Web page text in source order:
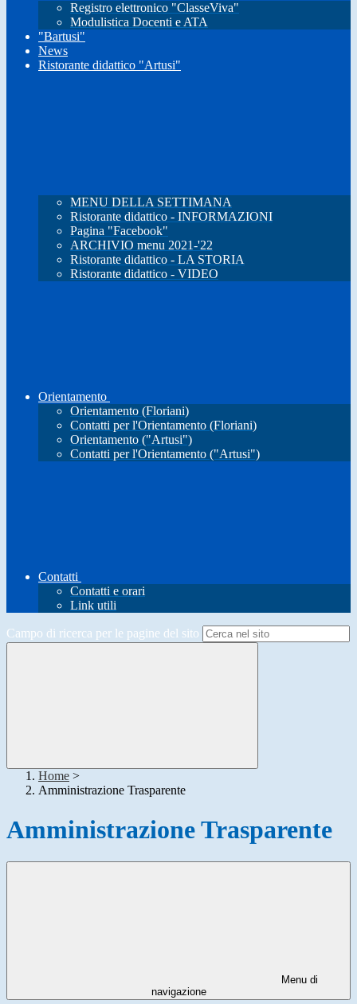
Registro elettronico "ClasseViva"
Modulistica Docenti e ATA
"Bartusi"
News
Ristorante didattico "Artusi"
MENU DELLA SETTIMANA
Ristorante didattico - INFORMAZIONI
Pagina "Facebook"
ARCHIVIO menu 2021-'22
Ristorante didattico - LA STORIA
Ristorante didattico - VIDEO
Orientamento
Orientamento (Floriani)
Contatti per l'Orientamento (Floriani)
Orientamento ("Artusi")
Contatti per l'Orientamento ("Artusi")
Contatti
Contatti e orari
Link utili
Campo di ricerca per le pagine del sito
Home >
Amministrazione Trasparente
Amministrazione Trasparente
Menu di
navigazione